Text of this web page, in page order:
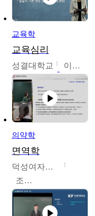
교육학
교육심리
성결대학교 이수경
의약학
면역학
덕성여자대학교
조효선